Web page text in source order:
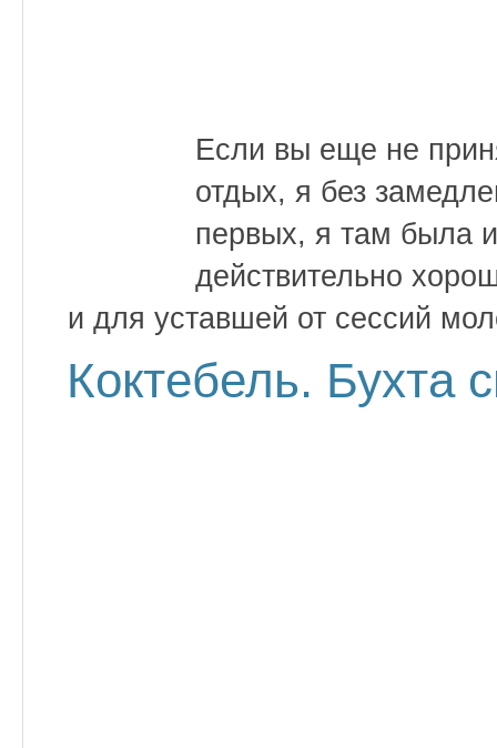
Если вы еще не
отдых, я без
первых, я там была
действительно
и для уставшей от сессий
Коктебель. Бухта